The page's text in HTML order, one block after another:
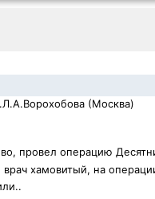
(Москва)
провел операцию
хамовитый, на